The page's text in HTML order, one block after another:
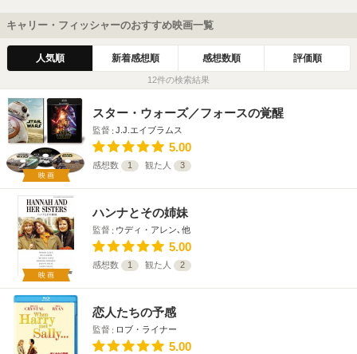
キャリー・フィッシャーのおすすめ映画一覧
人気順 新着感想順 感想数順 評価順
12件の検索結果
映画
スター・ウォーズ／フォースの覚醒
監督 J.J.エイブラムス
5.00
感想数 1 観た人 3
映画
ハンナとその姉妹
監督 ウディ・アレン､他
5.00
感想数 1 観た人 2
恋人たちの予感
監督 ロブ・ライナー
5.00